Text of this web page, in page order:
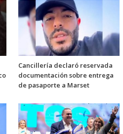
Cancillería declaró reservada
documentación sobre entrega
de pasaporte a Marset